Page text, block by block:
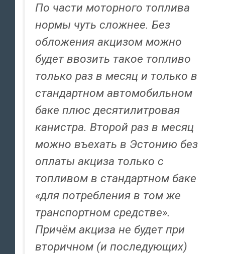
По части моторного топлива
нормы чуть сложнее. Без
обложения акцизом можно
будет ввозить такое топливо
только раз в месяц и только в
стандартном автомобильном
баке плюс десятилитровая
канистра. Второй раз в месяц
можно въехать в Эстонию без
оплаты акциза только с
топливом в стандартном баке
«для потребления в том же
транспортном средстве».
Причём акциза не будет при
вторичном (и последующих)